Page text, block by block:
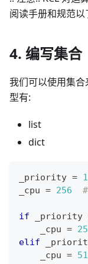
阅读手册和规范以
4. 编写集合
我们可以使用集
型有:
list
dict
_priority = 1
_cpu = 256
if _priority
    _cpu
=
elif
    _cpu
=